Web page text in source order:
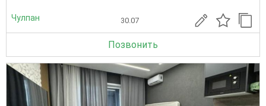
Чулпан 30.07
Позвонить